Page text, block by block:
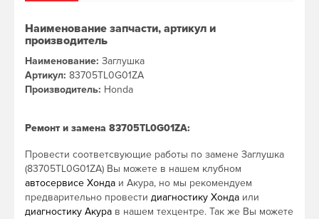
Наименование запчасти, артикул и
производитель
Наименование: Заглушка
Артикул: 83705TL0G01ZA
Производитель: Honda
Ремонт и замена 83705TL0G01ZA:
Провести соответсвующие работы по замене Заглушка
(83705TL0G01ZA) Вы можете в нашем клубном
автосервисе Хонда и Акура, но мы рекомендуем
предварительно провести диагностику Хонда или
диагностику Акура в нашем техцентре. Так же Вы можете